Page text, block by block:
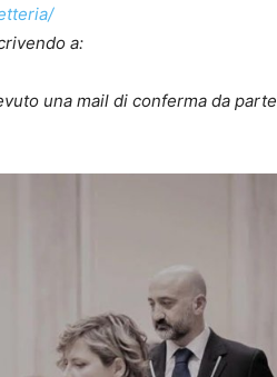
a:
una mail di conferma da parte